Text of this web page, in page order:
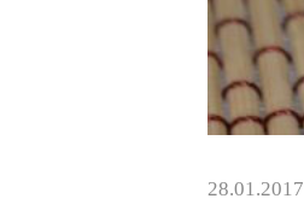
28.01.2017